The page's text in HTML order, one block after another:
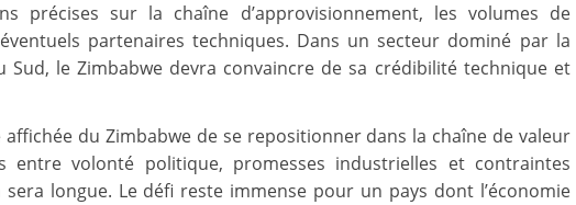
précises sur la chaîne d’approvisionnement, les volumes de
partenaires techniques. Dans un secteur dominé par la
Sud, le Zimbabwe devra convaincre de sa crédibilité technique et
du Zimbabwe de se repositionner dans la chaîne de valeur
entre volonté politique, promesses industrielles et contraintes
longue. Le défi reste immense pour un pays dont l’économie